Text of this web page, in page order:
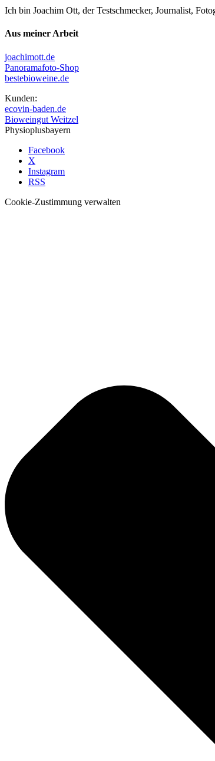
Ich bin Joachim Ott, der Testschmecker, Journalist,
Aus meiner Arbeit
joachimott.de
Panoramafoto-Shop
bestebioweine.de
Kunden:
ecovin-baden.de
Bioweingut Weitzel
Physioplusbayern
Facebook
X
Instagram
RSS
Cookie-Zustimmung verwalten